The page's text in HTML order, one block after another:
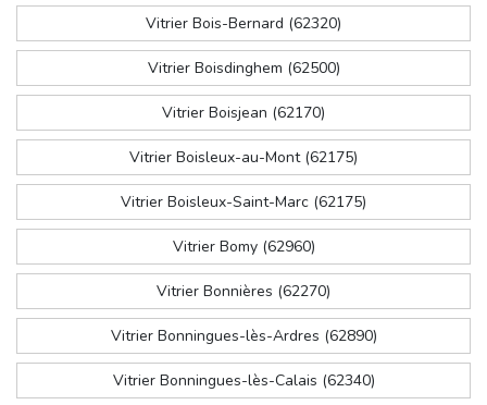
Vitrier Bois-Bernard (62320)
Vitrier Boisdinghem (62500)
Vitrier Boisjean (62170)
Vitrier Boisleux-au-Mont (62175)
Vitrier Boisleux-Saint-Marc (62175)
Vitrier Bomy (62960)
Vitrier Bonnières (62270)
Vitrier Bonningues-lès-Ardres (62890)
Vitrier Bonningues-lès-Calais (62340)